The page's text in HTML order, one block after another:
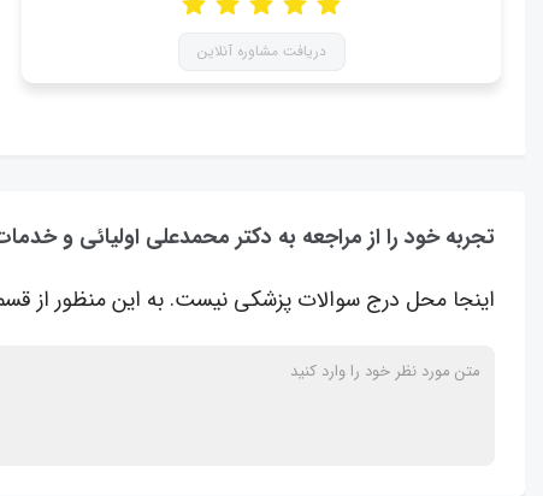
دریافت مشاوره آنلاین
تجربه خود را از مراجعه به دکتر محمدعلی اولیائی و
اینجا محل درج سوالات پزشکی نیست. به این منظور از